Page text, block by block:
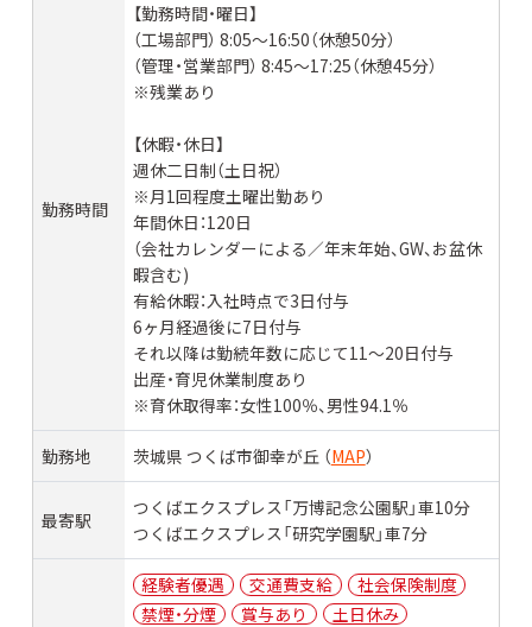
勤務時間
【勤務時間・曜日】
（工場部門） 8:05～16:50（休憩50分）
（管理・営業部門） 8:45～17:25（休憩45分）
※残業あり
【休暇・休日】
週休二日制（土日祝）
※月1回程度土曜出勤あり
年間休日：120日
（会社カレンダーによる／年末年始、GW、お盆休
暇含む)
有給休暇：入社時点で3日付与
6ヶ月経過後に7日付与
それ以降は勤続年数に応じて11～20日付与
出産・育児休業制度あり
※育休取得率：女性100％、男性94.1％
勤務地 茨城県 つくば市御幸が丘 （MAP）
最寄駅
つくばエクスプレス「万博記念公園駅」車10分
つくばエクスプレス「研究学園駅」車7分
経験者優遇 交通費支給
社会保険制度
禁煙・分煙
賞与あり
土日休み